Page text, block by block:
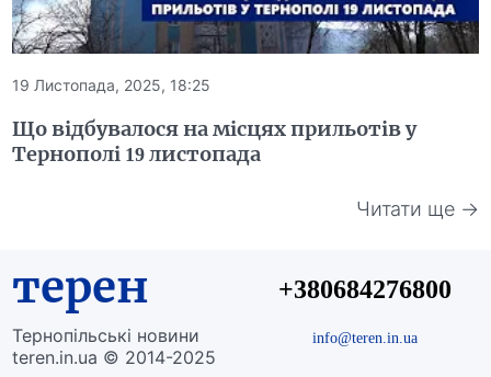
19 Листопада, 2025, 18:25
Що відбувалося на місцях прильотів у
Тернополі 19 листопада
Читати ще →
терен
Тернопільські новини
teren.in.ua © 2014-2025
+380684276800
info@teren.in.ua